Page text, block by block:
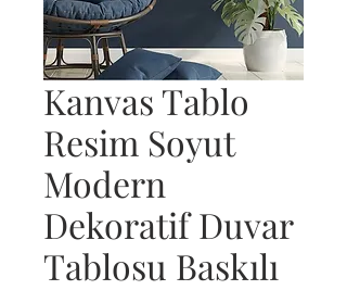
Kanvas Tablo
Resim Soyut
Modern
Dekoratif Duvar
Tablosu Baskılı